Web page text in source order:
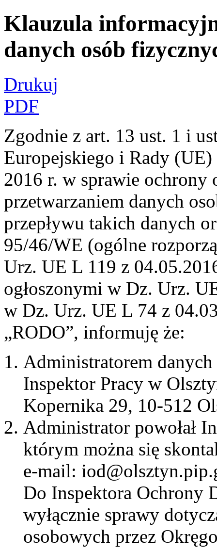
Klauzula
danych osób
Drukuj
PDF
Zgodnie z art. 13 ust. 1 i
Europejskiego i Rady
2016 r. w sprawie
przetwarzaniem danych
przepływu takich danych
95/46/WE (ogólne
Urz. UE L 119 z
ogłoszonymi w Dz. Urz.
w Dz. Urz. UE L 74 z
„RODO”, informuję że:
Administratorem
Inspektor Pracy w
Kopernika 29, 10-512
Administrator powołał
którym można się
e-mail:
Do Inspektora Ochrony
wyłącznie sprawy
osobowych przez